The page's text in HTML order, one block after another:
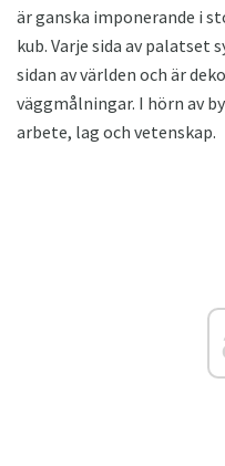
är ganska imponerande i
kub. Varje sida av palatset
sidan av världen och är
väggmålningar. I hörn av
arbete, lag och vetenskap.